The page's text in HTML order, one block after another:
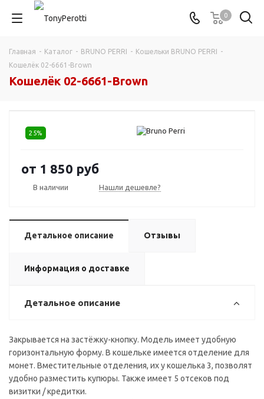
0
Главная - Каталог - BRUNO PERRI - Кошельки BRUNO PERRI -
Кошелёк 02-6661-Brown
Кошелёк 02-6661-Brown
25%
от 1 850 руб
В наличии Нашли дешевле?
Детальное описание Отзывы
Информация о доставке
Детальное описание
Закрывается на застёжку-кнопку. Модель имеет удобную
горизонтальную форму. В кошельке имеется отделение для
монет. Вместительные отделения, их у кошелька 3, позволят
удобно разместить купюры. Также имеет 5 отсеков под
визитки / кредитки.